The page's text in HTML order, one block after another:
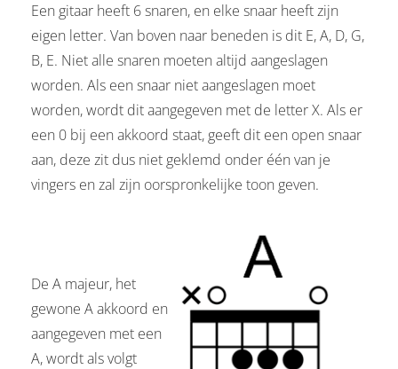
Een gitaar heeft 6 snaren, en elke snaar heeft zijn
eigen letter. Van boven naar beneden is dit E, A, D, G,
B, E. Niet alle snaren moeten altijd aangeslagen
worden. Als een snaar niet aangeslagen moet
worden, wordt dit aangegeven met de letter X. Als er
een 0 bij een akkoord staat, geeft dit een open snaar
aan, deze zit dus niet geklemd onder één van je
vingers en zal zijn oorspronkelijke toon geven.
De A majeur, het
gewone A akkoord en
aangegeven met een
A, wordt als volgt